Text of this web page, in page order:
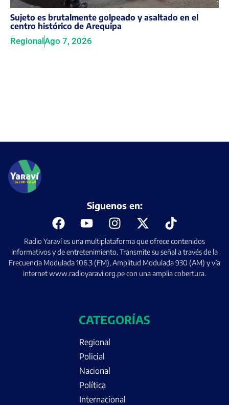
Sujeto es brutalmente golpeado y asaltado en el
centro histórico de Arequipa
Regional Ago 7, 2026
Radio Yaraví es una multiplataforma que ofrece contenidos
informativos y de entretenimiento. Transmite su señal a través de la
Frecuencia Modulada 106.3 (FM), Amplitud Modulada 930 (AM) y vía
internet www.radioyaravi.org.pe con una amplia cobertura.
Siguenos en:
CATEGORÍAS
Regional
Policial
Nacional
Política
Internacional